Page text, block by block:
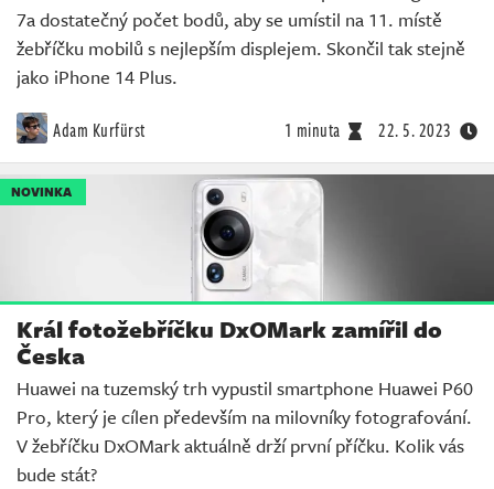
7a dostatečný počet bodů, aby se umístil na 11. místě
žebříčku mobilů s nejlepším displejem. Skončil tak stejně
jako iPhone 14 Plus.
Adam Kurfürst 1 minuta 22. 5. 2023
NOVINKA
Král fotožebříčku DxOMark zamířil do
Česka
Huawei na tuzemský trh vypustil smartphone Huawei P60
Pro, který je cílen především na milovníky fotografování.
V žebříčku DxOMark aktuálně drží první příčku. Kolik vás
bude stát?